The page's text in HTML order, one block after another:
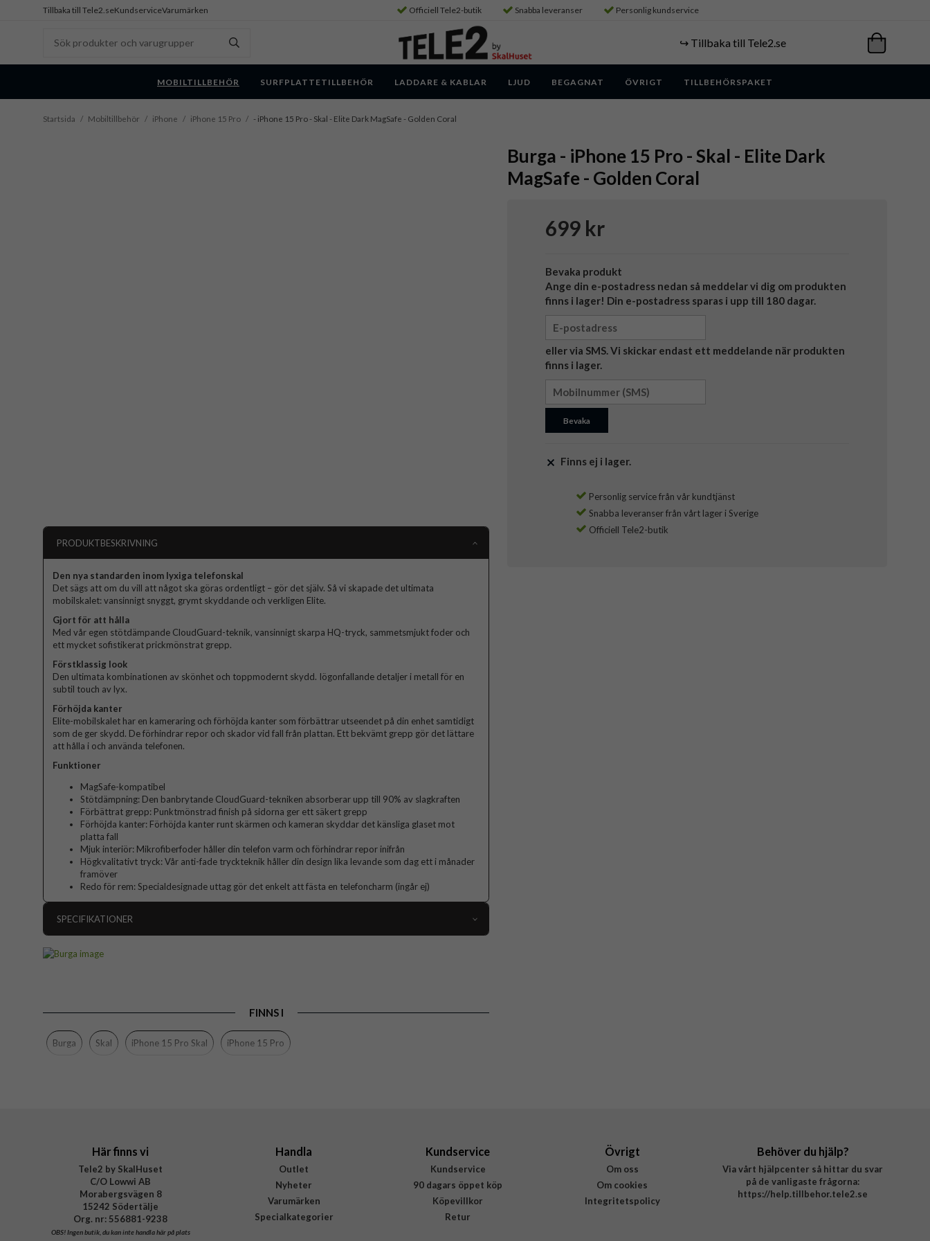
Tillbaka till Tele2.seKundserviceVarumärken Officiell Tele2-butik Snabba leveranser Personlig kundservice
↪️ Tillbaka till Tele2.se
MOBILTILLBEHÖR SURFPLATTETILLBEHÖR LADDARE & KABLAR LJUD BEGAGNAT ÖVRIGT TILLBEHÖRSPAKET
Startsida / Mobiltillbehör / iPhone / iPhone 15 Pro / - iPhone 15 Pro - Skal - Elite Dark MagSafe - Golden Coral
Burga - iPhone 15 Pro - Skal - Elite Dark
MagSafe - Golden Coral
699 kr
Bevaka produkt
Ange din e-postadress nedan så meddelar vi dig om produkten
finns i lager! Din e-postadress sparas i upp till 180 dagar.
eller via SMS. Vi skickar endast ett meddelande när produkten
finns i lager.
Bevaka
Finns ej i lager.
Personlig service från vår kundtjänst
Snabba leveranser från vårt lager i Sverige
Officiell Tele2-butik
PRODUKTBESKRIVNING
Den nya standarden inom lyxiga telefonskal
Det sägs att om du vill att något ska göras ordentligt – gör det själv. Så vi skapade det ultimata
mobilskalet: vansinnigt snyggt, grymt skyddande och verkligen Elite.
Gjort för att hålla
Med vår egen stötdämpande CloudGuard-teknik, vansinnigt skarpa HQ-tryck, sammetsmjukt foder och
ett mycket sofistikerat prickmönstrat grepp.
Förstklassig look
Den ultimata kombinationen av skönhet och toppmodernt skydd. Iögonfallande detaljer i metall för en
subtil touch av lyx.
Förhöjda kanter
Elite-mobilskalet har en kameraring och förhöjda kanter som förbättrar utseendet på din enhet samtidigt
som de ger skydd. De förhindrar repor och skador vid fall från plattan. Ett bekvämt grepp gör det lättare
att hålla i och använda telefonen.
Funktioner
MagSafe-kompatibel
Stötdämpning: Den banbrytande CloudGuard-tekniken absorberar upp till 90% av slagkraften
Förbättrat grepp: Punktmönstrad finish på sidorna ger ett säkert grepp
Förhöjda kanter: Förhöjda kanter runt skärmen och kameran skyddar det känsliga glaset mot
platta fall
Mjuk interiör: Mikrofiberfoder håller din telefon varm och förhindrar repor inifrån
Högkvalitativt tryck: Vår anti-fade tryckteknik håller din design lika levande som dag ett i månader
framöver
Redo för rem: Specialdesignade uttag gör det enkelt att fästa en telefoncharm (ingår ej)
SPECIFIKATIONER
Egenskaper
Stöttålig
Färg
FINNS I
Burga Skal iPhone 15 Pro Skal iPhone 15 Pro
Här finns vi
Tele2 by SkalHuset
C/O Lowwi AB
Morabergsvägen 8
15242 Södertälje
Org. nr: 556881-9238
OBS!Ingen butik, du kan inte handla här på plats
Handla
Outlet
Nyheter
Varumärken
Specialkategorier
Kundservice
Kundservice
90 dagars öppet köp
Köpevillkor
Retur
Övrigt
Om oss
Om cookies
Integritetspolicy
Behöver du hjälp?
Via vårt hjälpcenter så hittar du svar
på de vanligaste frågorna:
https://help.tillbehor.tele2.se